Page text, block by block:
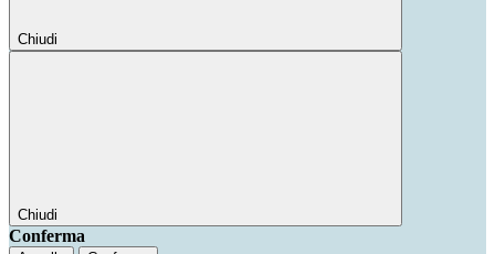
Chiudi
Chiudi
Conferma